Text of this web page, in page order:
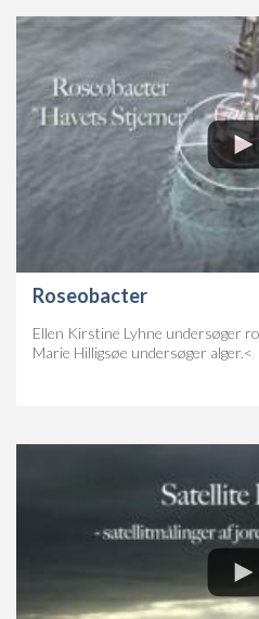
Roseobacter
Ellen Kirstine Lyhne undersøger
Marie Hilligsøe undersøger alger.<